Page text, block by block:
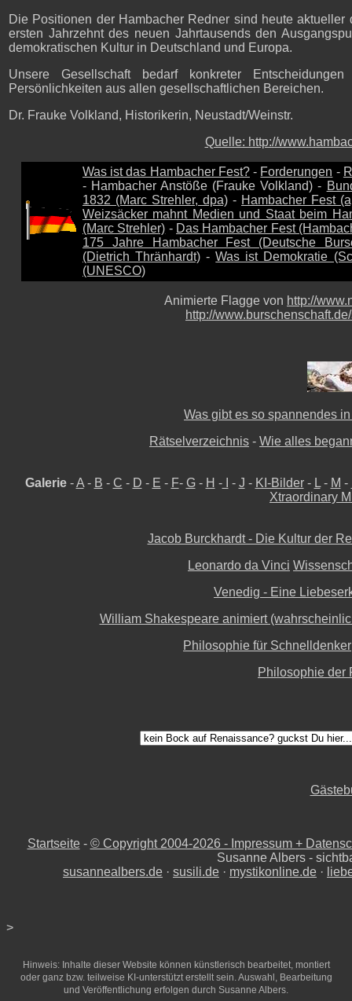
Die Positionen der Hambacher Redner sind heute
ersten Jahrzehnt des neuen Jahrtausends den
demokratischen Kultur in Deutschland und Europa.
Unsere Gesellschaft bedarf konkreter
Persönlichkeiten aus allen gesellschaftlichen Bereichen.
Dr. Frauke Volkland, Historikerin, Neustadt/Weinstr.
Quelle: http://
Was ist das Hambacher Fest?- Forderungen -
- Hambacher Anstöße (Frauke Volkland) -
1832 (Marc Strehler, dpa) - Hambacher Fest
Weizsäcker mahnt Medien und Staat beim
(Marc Strehler) - Das Hambacher Fest
175 Jahre Hambacher Fest (Deutsche
(Dietrich Thränhardt) -Was ist Demokratie
(UNESCO)
Animierte Flagge von http://
http://
Was gibt es so spannendes
Rätselverzeichnis - Wie alles
Galerie-A- B - C - D - E - F- G- H -I - J - KI-Bilder- L- M -
Xtraordinary
Jacob Burckhardt - Die Kultur der
Leonardo da Vinci
Venedig - Eine
William Shakespeare animiert
Philosophie für Schnelldenker
Philosophie der
Startseite- © Copyright 2004-2026 - Impressum +
Susanne Albers -
susannealbers.de · susili.de · mystikonline.de ·
>
Hinweis: Inhalte dieser Website können künstlerisch bearbeitet, montiert
oder ganz bzw. teilweise KI-unterstützt erstellt sein. Auswahl, Bearbeitung
und Veröffentlichung erfolgen durch Susanne Albers.